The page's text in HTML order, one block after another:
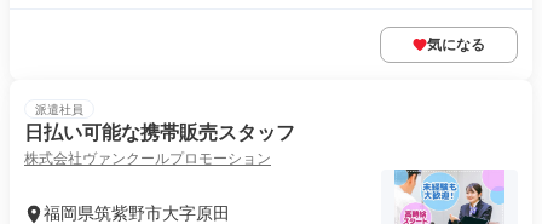
気になる
派遣社員
日払い可能な携帯販売スタッフ
株式会社ヴァンクールプロモーション
福岡県筑紫野市大字原田